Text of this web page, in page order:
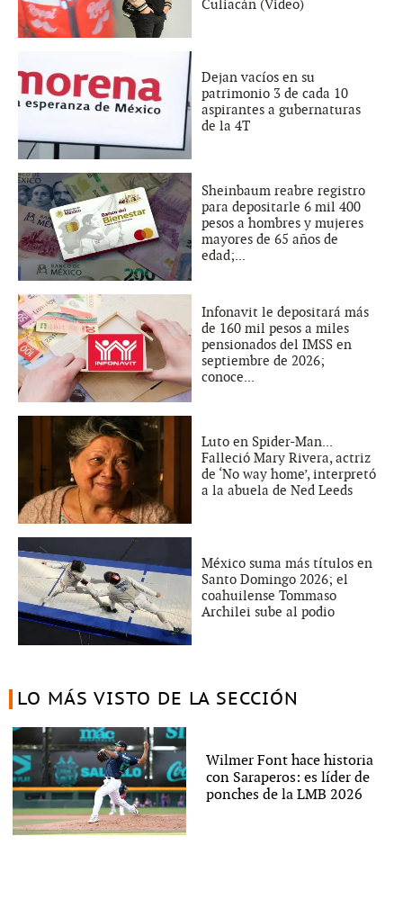
Culiacán (Video)
Dejan vacíos en su
patrimonio 3 de cada 10
aspirantes a gubernaturas
de la 4T
Sheinbaum reabre registro
para depositarle 6 mil 400
pesos a hombres y mujeres
mayores de 65 años de
edad;...
Infonavit le depositará más
de 160 mil pesos a miles
pensionados del IMSS en
septiembre de 2026;
conoce...
Luto en Spider-Man...
Falleció Mary Rivera, actriz
de ‘No way home’, interpretó
a la abuela de Ned Leeds
México suma más títulos en
Santo Domingo 2026; el
coahuilense Tommaso
Archilei sube al podio
LO MÁS VISTO DE LA SECCIÓN
Wilmer Font hace historia
con Saraperos: es líder de
ponches de la LMB 2026